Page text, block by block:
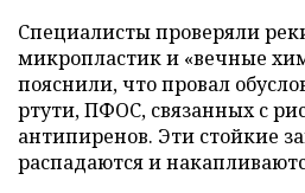
Специалисты проверяли
микропластик и «вечные
пояснили, что провал
ртути, ПФОС, связанных с
антипиренов. Эти стойкие
распадаются и